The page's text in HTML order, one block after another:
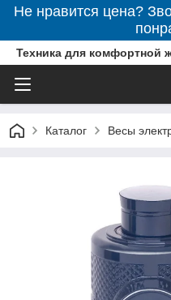
Не нравится цена?
Техника для комфортной
Каталог Весы